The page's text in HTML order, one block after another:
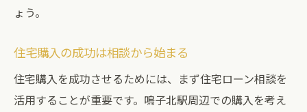
ょう。
住宅購入の成功は相談から始まる
住宅購入を成功させるためには、まず住宅ローン相談を
活用することが重要です。鳴子北駅周辺での購入を考え